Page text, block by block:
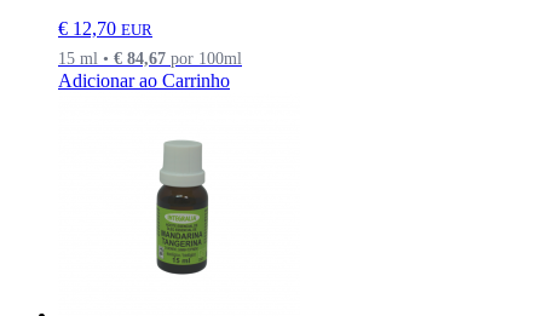
€ 12,70 EUR
15 ml • € 84,67 por 100ml
Adicionar ao Carrinho